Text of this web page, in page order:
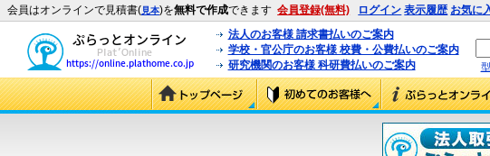
会員はオンラインで見積書(見本)を無料で作成できます 会員登録(無料) ログイン 表示履歴 お気に
法人のお客様 請求書払いのご案内
学校・官公庁のお客様 校費・公費払いのご案内
研究機関のお客様 科研費払いのご案内